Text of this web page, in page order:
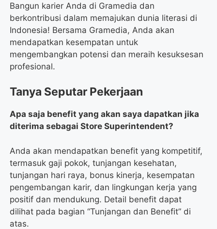
Bangun karier Anda di Gramedia dan
berkontribusi dalam memajukan dunia literasi di
Indonesia! Bersama Gramedia, Anda akan
mendapatkan kesempatan untuk
mengembangkan potensi dan meraih kesuksesan
profesional.
Tanya Seputar Pekerjaan
Apa saja benefit yang akan saya dapatkan jika
diterima sebagai Store Superintendent?
Anda akan mendapatkan benefit yang kompetitif,
termasuk gaji pokok, tunjangan kesehatan,
tunjangan hari raya, bonus kinerja, kesempatan
pengembangan karir, dan lingkungan kerja yang
positif dan mendukung. Detail benefit dapat
dilihat pada bagian “Tunjangan dan Benefit” di
atas.